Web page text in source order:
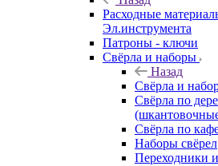
Расходные
Эл.инструмента
Патроны - ключи
Свёрла и наборы
Назад
Свёрла и
Свёрла по
Свёрла по
Наборы свёрел
Переходники